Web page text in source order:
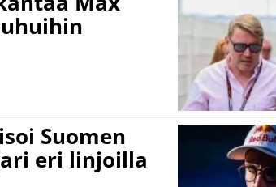
Suomen
eri linjoilla